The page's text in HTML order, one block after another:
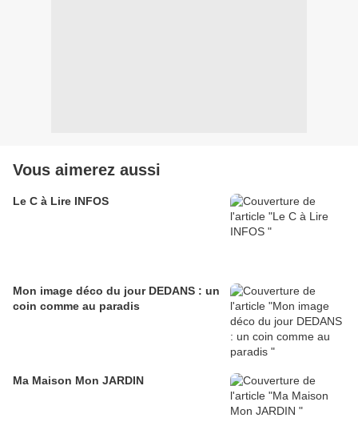
Vous aimerez aussi
Le C à Lire INFOS
Mon image déco du jour DEDANS : un
coin comme au paradis
Ma Maison Mon JARDIN